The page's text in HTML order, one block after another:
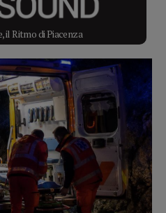
il Ritmo di Piacenza